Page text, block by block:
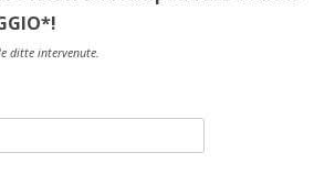
ditte intervenute.